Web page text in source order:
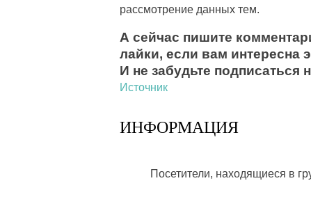
рассмотрение данных тем.
А сейчас пишите
лайки, если вам интересна
И не забудьте подписаться
Источник
ИНФОРМАЦИЯ
Посетители, находящиеся в